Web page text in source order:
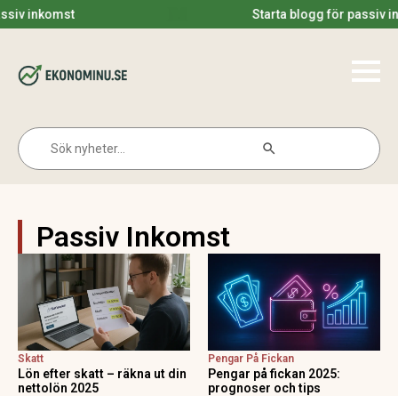
inkomst Starta blogg för passiv
for:
Passiv Inkomst
Lön efter skatt – räkna ut din
nettolön 2025
Skatt
Pengar på fickan 2025:
prognoser och tips
Pengar På Fickan